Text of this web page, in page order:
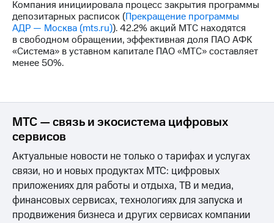
Компания инициировала процесс закрытия программы
депозитарных расписок (Прекращение программы
АДР — Москва (mts.ru)). 42.2% акций МТС находятся
в свободном обращении, эффективная доля ПАО АФК
«Система» в уставном капитале ПАО «МТС» составляет
менее 50%.
МТС — связь и экосистема цифровых
сервисов
Актуальные новости не только о тарифах и услугах
связи, но и новых продуктах МТС: цифровых
приложениях для работы и отдыха, ТВ и медиа,
финансовых сервисах, технологиях для запуска и
продвижения бизнеса и других сервисах компании